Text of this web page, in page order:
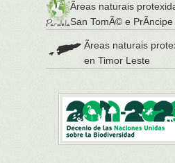
Ãreas naturais
San TomÃ© e PrÃ­ncipe
Ãreas naturais
en Timor Leste